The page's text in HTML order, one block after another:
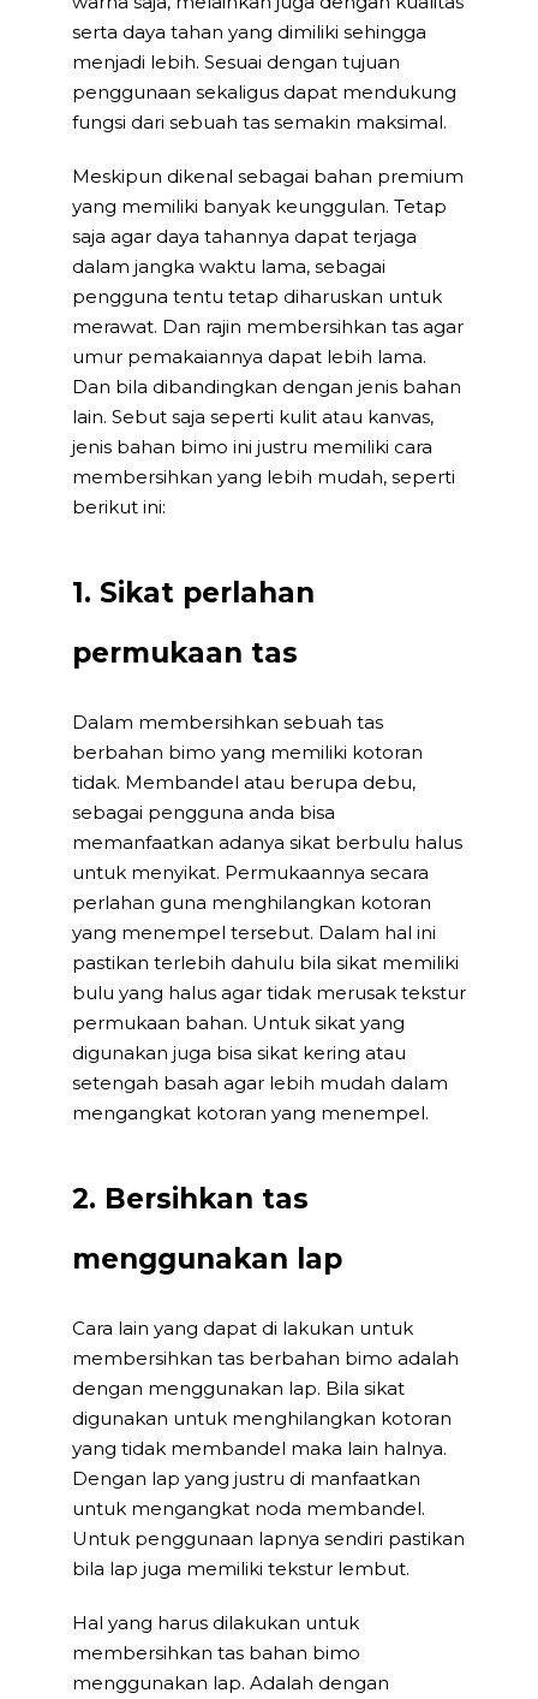
serta daya tahan yang dimiliki sehingga
menjadi lebih. Sesuai dengan tujuan
penggunaan sekaligus dapat mendukung
fungsi dari sebuah tas semakin maksimal.
Meskipun dikenal sebagai bahan premium
yang memiliki banyak keunggulan. Tetap
saja agar daya tahannya dapat terjaga
dalam jangka waktu lama, sebagai
pengguna tentu tetap diharuskan untuk
merawat. Dan rajin membersihkan tas agar
umur pemakaiannya dapat lebih lama.
Dan bila dibandingkan dengan jenis bahan
lain. Sebut saja seperti kulit atau kanvas,
jenis bahan bimo ini justru memiliki cara
membersihkan yang lebih mudah, seperti
berikut ini:
1. Sikat perlahan
permukaan tas
Dalam membersihkan sebuah tas
berbahan bimo yang memiliki kotoran
tidak. Membandel atau berupa debu,
sebagai pengguna anda bisa
memanfaatkan adanya sikat berbulu halus
untuk menyikat. Permukaannya secara
perlahan guna menghilangkan kotoran
yang menempel tersebut. Dalam hal ini
pastikan terlebih dahulu bila sikat memiliki
bulu yang halus agar tidak merusak tekstur
permukaan bahan. Untuk sikat yang
digunakan juga bisa sikat kering atau
setengah basah agar lebih mudah dalam
mengangkat kotoran yang menempel.
2. Bersihkan tas
menggunakan lap
Cara lain yang dapat di lakukan untuk
membersihkan tas berbahan bimo adalah
dengan menggunakan lap. Bila sikat
digunakan untuk menghilangkan kotoran
yang tidak membandel maka lain halnya.
Dengan lap yang justru di manfaatkan
untuk mengangkat noda membandel.
Untuk penggunaan lapnya sendiri pastikan
bila lap juga memiliki tekstur lembut.
Hal yang harus dilakukan untuk
membersihkan tas bahan bimo
menggunakan lap. Adalah dengan